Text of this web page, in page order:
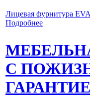
Лицевая фурнитура
Подробнее
С